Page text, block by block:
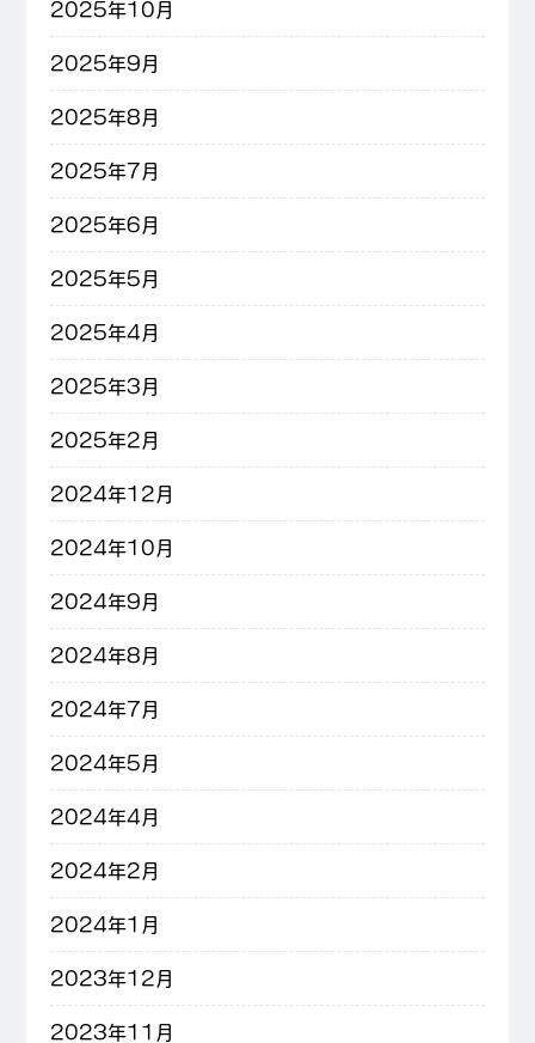
2025年10月
2025年9月
2025年8月
2025年7月
2025年6月
2025年5月
2025年4月
2025年3月
2025年2月
2024年12月
2024年10月
2024年9月
2024年8月
2024年7月
2024年5月
2024年4月
2024年2月
2024年1月
2023年12月
2023年11月